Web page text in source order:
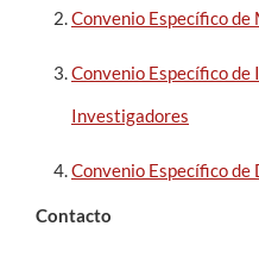
Admisión
Pregrado
Postgrado
Convenio Específico
Convenio Específico
Investigadores
Convenio Específico
Contacto